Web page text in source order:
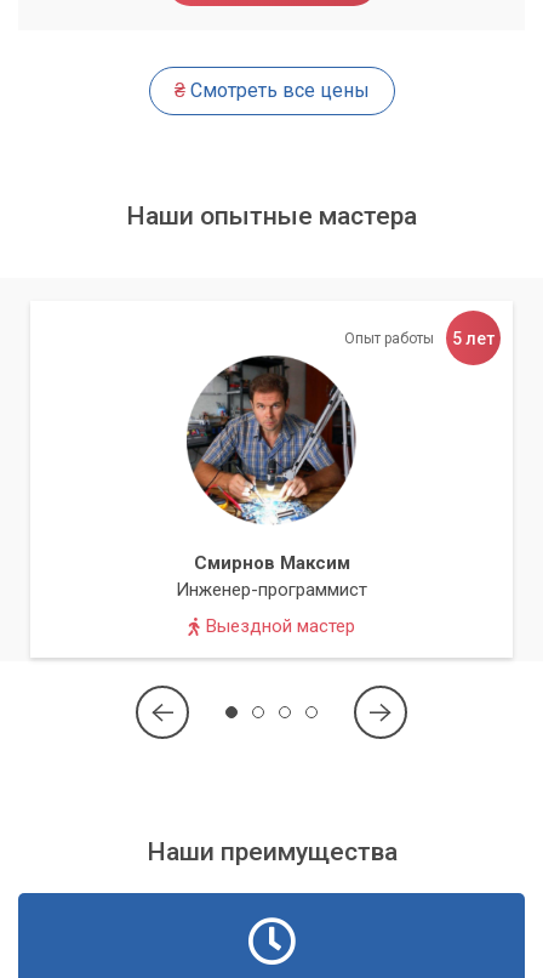
Оценка программных настроек:Анализ настроек
проблемы.
После полной диагностики мы не только выявим причину
медленного интернета, но и предложим оптимальные пути
ее устранения. Наши специалисты обладают обширным
опытом и знаниями, чтобы решить любую проблему.
Оптимизация сетевых настроек:
драйверы и настроим DNS-серверы для максимальной
производительности.
Удаление вредоносного ПО:
Очистка системы от
антивирусной защиты.
скорости интернета, включая советы по безопасности
₴Смотреть все цены
Наши опытные мастера
Опыт работы 5 лет
Смирнов Максим
Инженер-программист
Выездной мастер
Наши преимущества